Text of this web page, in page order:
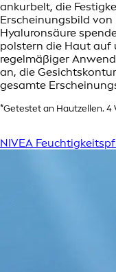
ankurbelt, die
Erscheinungsbild von
Hyaluronsäure
polstern die Haut auf
regelmäßiger
an, die
gesamte
*Getestet an Hautzellen. 4
NIVEA